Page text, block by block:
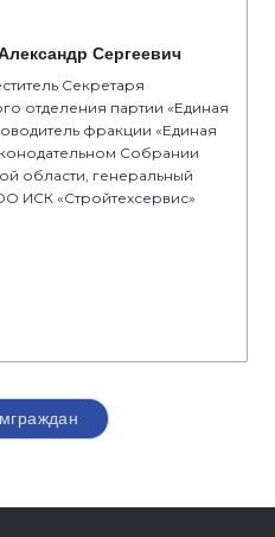
Сергеевич
Секретаря
отделения партии «Единая
фракции «Единая
Собрании
области, генеральный
ИСК «Стройтехсервис»